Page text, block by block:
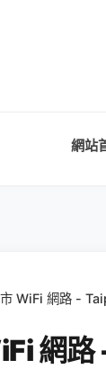
網站
WiFi 網路 -
網